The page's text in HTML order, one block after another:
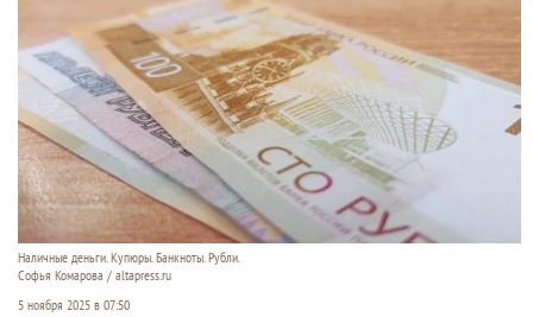
Наличные деньги. Купюры. Банкноты. Рубли.
Софья Комарова / altapress.ru
5 ноября 2025 в 07:50